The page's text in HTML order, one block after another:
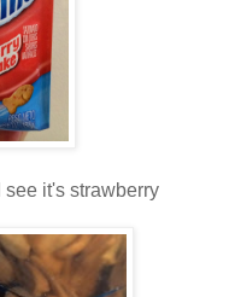
see it's strawberry